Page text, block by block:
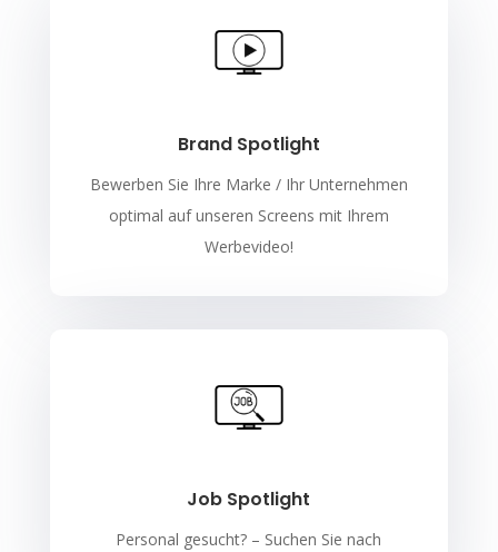
Brand Spotlight
Bewerben Sie Ihre Marke / Ihr Unternehmen
optimal auf unseren Screens mit Ihrem
Werbevideo!
Job Spotlight
Personal gesucht? – Suchen Sie nach